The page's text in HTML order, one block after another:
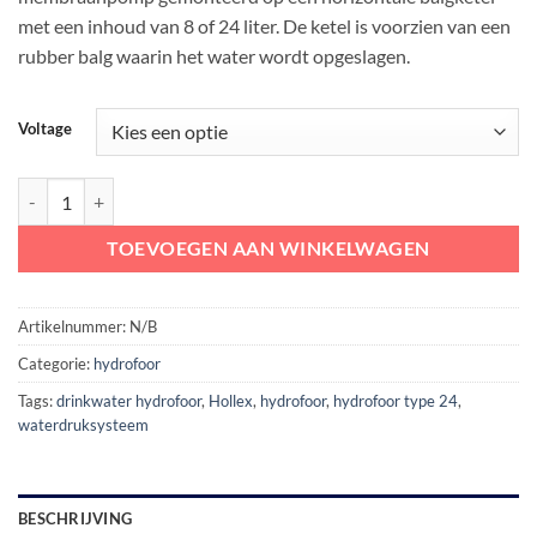
met een inhoud van 8 of 24 liter. De ketel is voorzien van een
rubber balg waarin het water wordt opgeslagen.
Voltage
TOEVOEGEN AAN WINKELWAGEN
Artikelnummer: N/B
Categorie: hydrofoor
Tags:drinkwater hydrofoor, Hollex, hydrofoor, hydrofoor type 24,
waterdruksysteem
BESCHRIJVING